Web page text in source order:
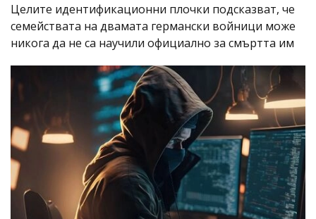
Целите идентификационни плочки подсказват, че
семействата на двамата германски войници може
никога да не са научили официално за смъртта им